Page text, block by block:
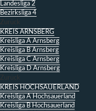
Landesliga 2
Bezirksliga 4
Zurück
KREIS ARNSBERG
Kreisliga A Arnsberg
Kreisliga B Arnsberg
Kreisliga C Arnsberg
Kreisliga D Arnsberg
Zurück
KREIS HOCHSAUERLAND
Kreisliga A Hochsauerland
Kreisliga B Hochsauerland